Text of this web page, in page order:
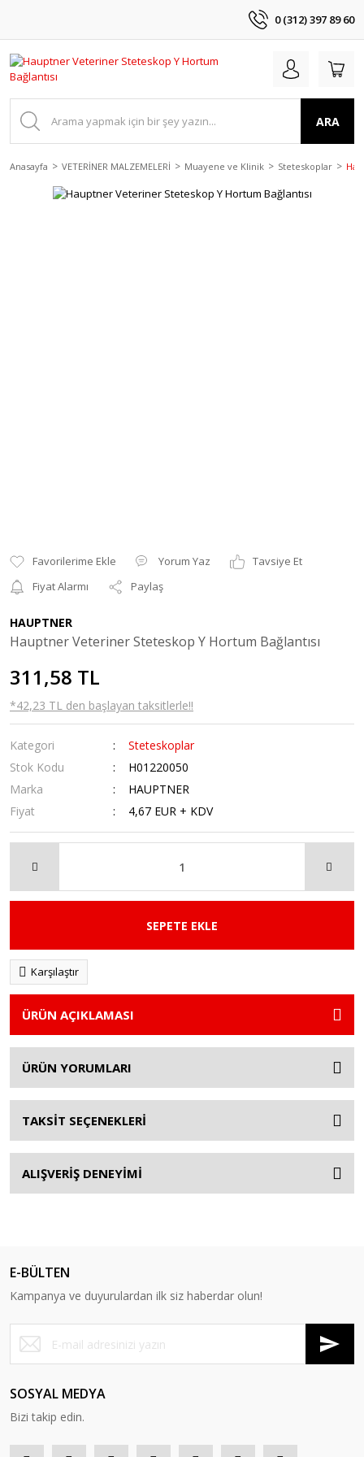
0 (312) 397 89 60
ARA
Anasayfa VETERİNER MALZEMELERİ Muayene ve Klinik Steteskoplar
Yorum Yaz
Tavsiye Et
Fiyat Alarmı
Paylaş
HAUPTNER
Hauptner Veteriner Steteskop Y Hortum Bağlantısı
311,58 TL
*42,23 TL den başlayan taksitlerle!!
Kategori
Steteskoplar
Stok Kodu
H01220050
Marka
HAUPTNER
Fiyat
4,67 EUR + KDV
SEPETE EKLE
Karşılaştır
ÜRÜN AÇIKLAMASI
ÜRÜN YORUMLARI
TAKSİT SEÇENEKLERİ
ALIŞVERİŞ DENEYİMİ
E-BÜLTEN
Kampanya ve duyurulardan ilk siz haberdar olun!
SOSYAL MEDYA
Bizi takip edin.